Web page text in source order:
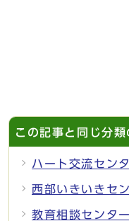
この記事と同じ分類
ハート交流セン
西部いきいきセ
教育相談センター